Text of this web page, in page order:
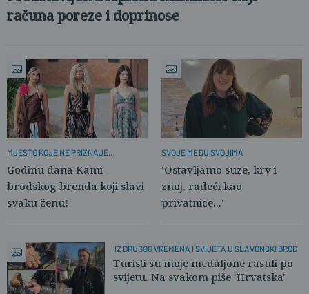
računa poreze i doprinose
MJESTO KOJE NE PRIZNAJE
Godinu dana Kami -
brodskog brenda koji slavi
svaku ženu!
SVOJE MEĐU SVOJIMA
'Ostavljamo suze, krv i
znoj, radeći kao
privatnice...'
IZ DRUGOG VREMENA I SVIJETA U SLAVONSKI BROD
Turisti su moje medaljone rasuli po
svijetu. Na svakom piše 'Hrvatska'